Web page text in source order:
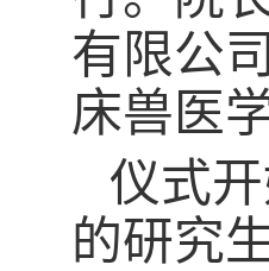
有限公
床兽医
仪式
的研究